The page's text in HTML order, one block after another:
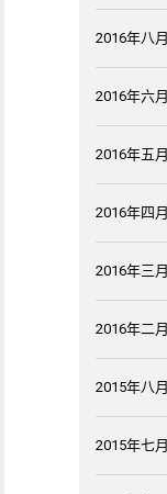
2016年八月
2016年六月
2016年五月
2016年四月
2016年三月
2016年二月
2015年八月
2015年七月